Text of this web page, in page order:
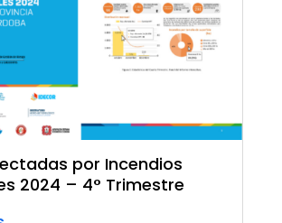
por Incendios
2024 – 4° Trimestre